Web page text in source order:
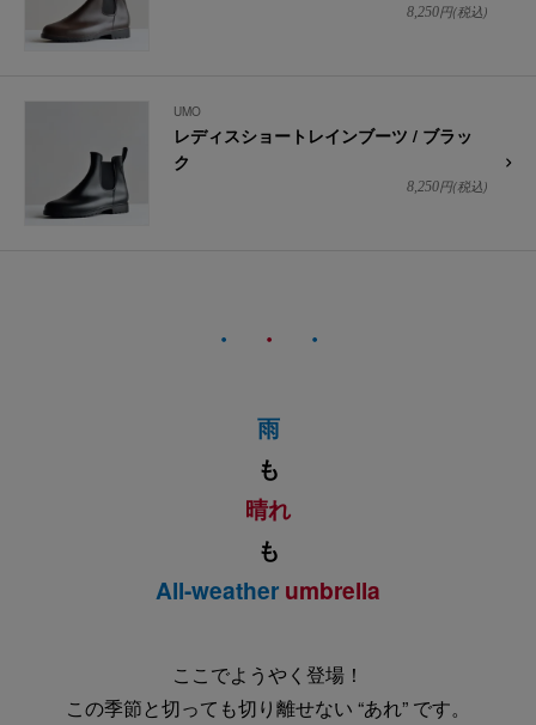
8,250円(税込)
UMO
レディスショートレインブーツ / ブラッ
ク
8,250円(税込)
・ ・ ・
雨
も
晴れ
も
All-weather umbrella
ここでようやく登場！
この季節と切っても切り離せない “あれ” です。